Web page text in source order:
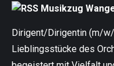
Musikzug
Dirigent/Dirigentin (m/
Lieblingsstücke des